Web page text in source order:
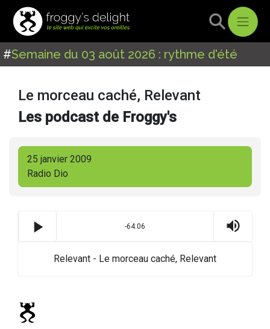
#Semaine du 03 août 2026 : rythme d'été
Le morceau caché, Relevant
Les podcast de Froggy's
25 janvier 2009
Radio Dio
-64:06
Relevant - Le morceau caché, Relevant